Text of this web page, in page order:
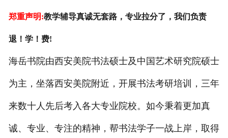
郑重声明:教学辅导真诚无套路，专业拉分了，我们负责
退！学！费!
海岳书院由西安美院书法硕士及中国艺术研究院硕士
为主， 坐落西安美院附近，开展书法考研培训，三年
来数十人先后考入各大专业院校。如今秉着更加真
诚、专业、专注的精神，帮书法学子一战上岸，取得